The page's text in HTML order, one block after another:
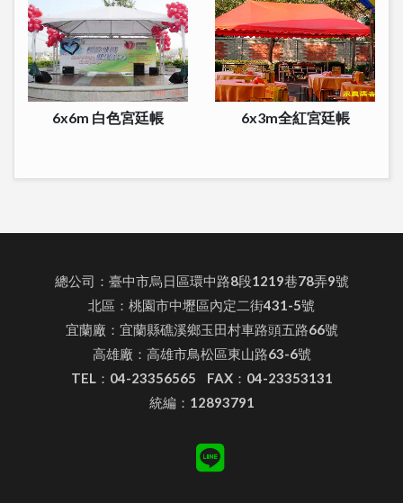
6x6m 白色宮廷帳 6x3m全紅宮廷帳
總公司：臺中市烏日區環中路8段1219巷78弄9號
北區：桃園市中壢區內定二街431-5號
宜蘭廠：宜蘭縣礁溪鄉玉田村車路頭五路66號
高雄廠：高雄市鳥松區東山路63-6號
TEL：04-23356565 FAX：04-23353131
統編：12893791